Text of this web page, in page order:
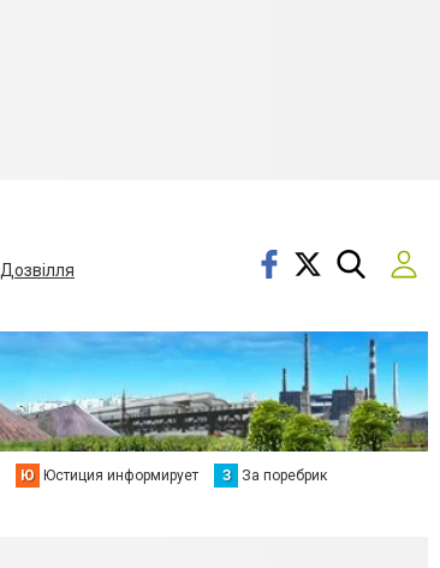
Дозвілля
Ю Юстиция информирует З За поребрик